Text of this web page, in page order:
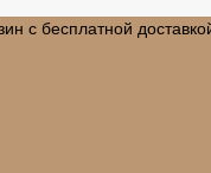
с бесплатной